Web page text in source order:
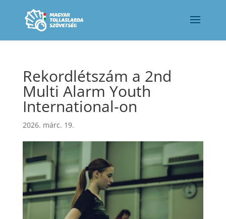
Rekordlétszám a 2nd
Multi Alarm Youth
International-on
2026. márc. 19.